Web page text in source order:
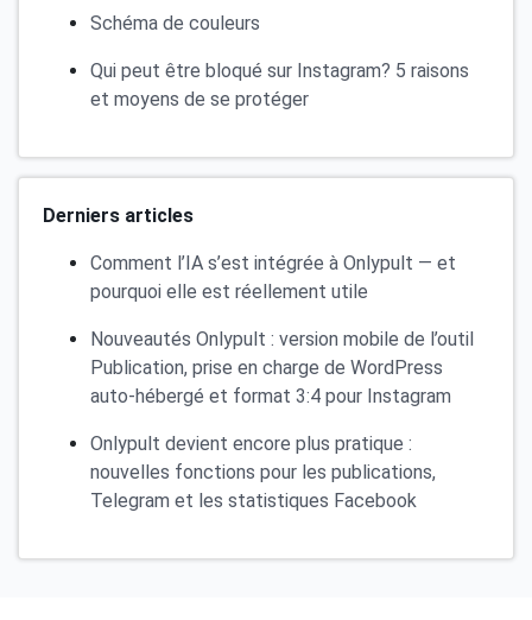
Schéma de couleurs
Qui peut être bloqué sur Instagram? 5 raisons
et moyens de se protéger
Derniers articles
Comment l’IA s’est intégrée à Onlypult — et
pourquoi elle est réellement utile
Nouveautés Onlypult : version mobile de l’outil
Publication, prise en charge de WordPress
auto-hébergé et format 3:4 pour Instagram
Onlypult devient encore plus pratique :
nouvelles fonctions pour les publications,
Telegram et les statistiques Facebook